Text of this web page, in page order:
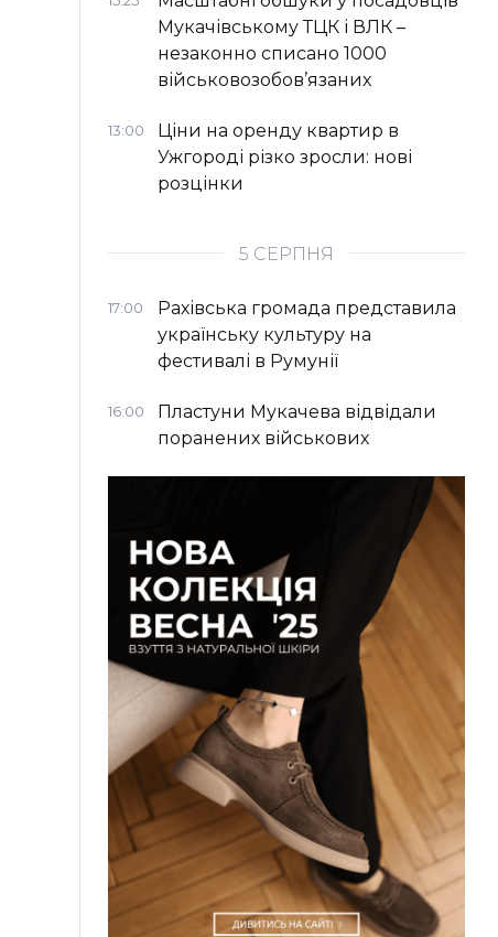
Мукачівському ТЦК і ВЛК –
незаконно списано 1000
військовозобов’язаних
13:00
Ціни на оренду квартир в
Ужгороді різко зросли: нові
розцінки
5 СЕРПНЯ
17:00
Рахівська громада представила
українську культуру на
фестивалі в Румунії
16:00
Пластуни Мукачева відвідали
поранених військових